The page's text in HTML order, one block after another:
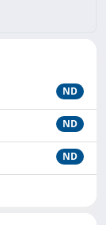
ND
ND
ND